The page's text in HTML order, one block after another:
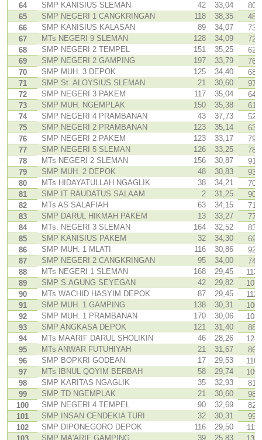
64
SMP KANISIUS SLEMAN 42 33,04
80
65
SMP NEGERI 1 CANGKRINGAN 118 38,35
48
66
SMP KANISIUS KALASAN 89 34,07
73
67
MTs NEGERI 9 SLEMAN 128 34,09
72
68
SMP NEGERI 2 TEMPEL 151 35,25
62
69
SMP NEGERI 2 GAMPING 197 33,79
76
70
SMP MUH. 3 DEPOK 125 34,40
68
71
SMP St. ALOYSIUS SLEMAN 21 30,60
97
72
SMP NEGERI 3 PAKEM 117 35,04
64
73
SMP MUH. NGEMPLAK 150 35,38
61
74
SMP NEGERI 4 PRAMBANAN 43 37,73
52
75
SMP NEGERI 2 PRAMBANAN 123 35,14
63
76
SMP NEGERI 2 PAKEM 123 33,17
79
77
SMP NEGERI 5 SLEMAN 126 33,25
78
78
MTs NEGERI 2 SLEMAN 156 30,87
91
79
SMP MUH. 2 DEPOK 48 30,83
93
80
MTs HIDAYATULLAH NGAGLIK 38 34,21
70
81
SMP IT RAUDATUS SALAAM 2 31,25
90
82
MTs AS SALAFIAH 63 34,15
71
83
SMP DARUL HIKMAH PAKEM 13 33,27
77
84
MTs. NEGERI 3 SLEMAN 164 32,52
83
85
SMP KANISIUS PAKEM 32 34,30
69
86
SMP MUH. 1 MLATI 116 30,86
92
87
SMP NEGERI 2 CANGKRINGAN 95 34,00
74
88
MTs NEGERI 1 SLEMAN 168 29,45
113
89
SMP S.AGUNG SEYEGAN 42 29,82
107
90
MTs WACHID HASYIM DEPOK 87 29,45
112
91
SMP MUH. 1 GAMPING 138 30,31
100
92
SMP MUH. 1 PRAMBANAN 170 30,06
103
93
SMP ANGKASA DEPOK 121 31,40
88
94
MTs MAARIF DARUL SHOLIKIN 46 28,26
124
95
MTs ANWAR FUTUHIYAH 21 31,67
86
96
SMP BOPKRI GODEAN 17 29,53
110
97
MTs IBNUL QOYIM BERBAH 58 29,74
109
98
SMP KARITAS NGAGLIK 35 32,93
81
99
SMP TD NGEMPLAK 21 30,60
98
100
SMP NEGERI 4 TEMPEL 90 32,69
82
101
SMP INSAN CENDEKIA TURI 32 30,31
99
102
SMP DIPONEGORO DEPOK 116 29,50
111
SMP MA'ARIF GAMPING 39 25,83